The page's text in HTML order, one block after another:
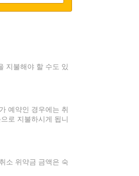
지불해야 할 수도 있
예약인 경우에는 취
로 지불하시게 됩니
소 위약금 금액은 숙